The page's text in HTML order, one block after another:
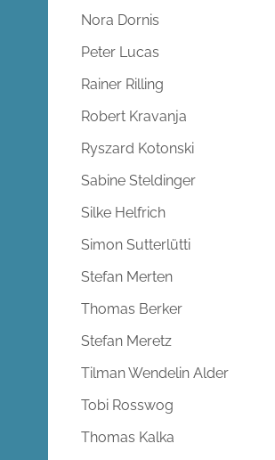
Nora Dornis
Peter Lucas
Rainer Rilling
Robert Kravanja
Ryszard Kotonski
Sabine Steldinger
Silke Helfrich
Simon Sutterlütti
Stefan Merten
Thomas Berker
Stefan Meretz
Tilman Wendelin Alder
Tobi Rosswog
Thomas Kalka